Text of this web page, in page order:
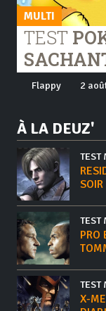
MULTI
TEST
Flappy 2
À LA DEUZ'
TEST
SOIR
TEST
PRO
TEST
X-